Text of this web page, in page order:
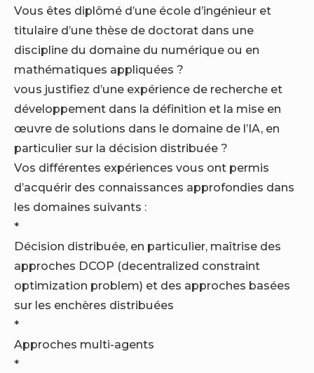
Vous êtes diplômé d’une école d’ingénieur et
titulaire d’une thèse de doctorat dans une
discipline du domaine du numérique ou en
mathématiques appliquées ?
vous justifiez d’une expérience de recherche et
développement dans la définition et la mise en
œuvre de solutions dans le domaine de l’IA, en
particulier sur la décision distribuée ?
Vos différentes expériences vous ont permis
d’acquérir des connaissances approfondies dans
les domaines suivants :
*
Décision distribuée, en particulier, maîtrise des
approches DCOP (decentralized constraint
optimization problem) et des approches basées
sur les enchères distribuées
*
Approches multi-agents
*